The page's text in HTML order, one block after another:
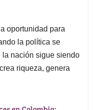
oportunidad para
la política se
la nación sigue siendo
riqueza, genera